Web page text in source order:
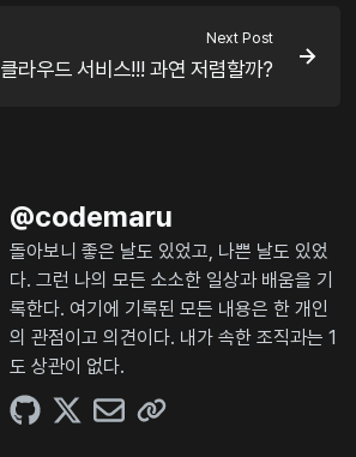
Next Post
클라우드 서비스!!! 과연 저렴할까?
@codemaru
돌아보니 좋은 날도 있었고, 나쁜 날도 있었
다. 그런 나의 모든 소소한 일상과 배움을 기
록한다. 여기에 기록된 모든 내용은 한 개인
의 관점이고 의견이다. 내가 속한 조직과는 1
도 상관이 없다.